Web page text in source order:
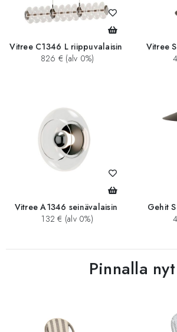
Vitree C1346 L riippuvalaisin
826 € (alv 0%)
Vitree
Vitree A1346 seinävalaisin
132 € (alv 0%)
Gehit
Pinnalla nyt